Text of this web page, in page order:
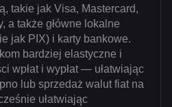
takie jak Visa, Mastercard,
a także główne lokalne
jak PIX) i karty bankowe.
bardziej elastyczne i
wpłat i wypłat — ułatwiając
lub sprzedaż walut fiat na
ułatwiając